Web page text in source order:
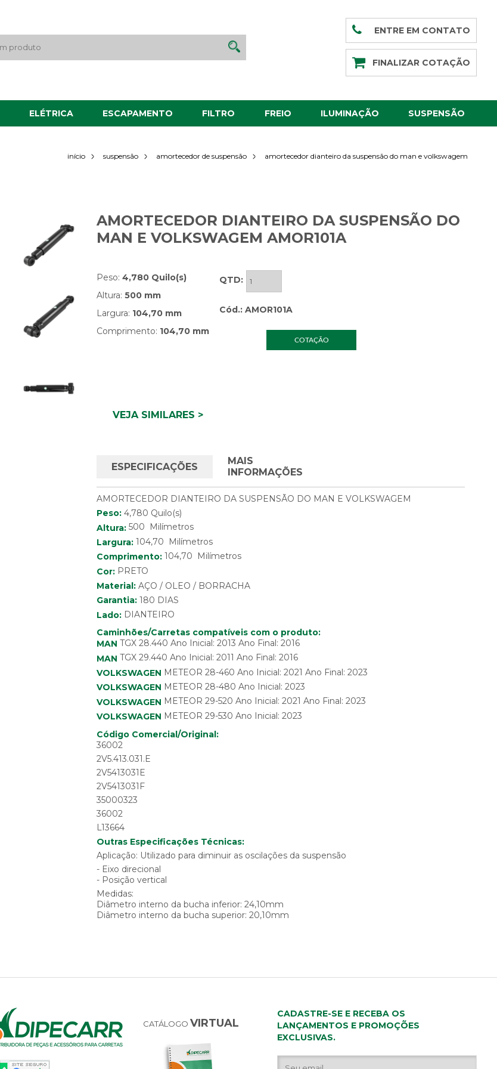
ENTRE EM CONTATO
FINALIZAR COTAÇÃO
ELÉTRICA ESCAPAMENTO FILTRO FREIO ILUMINAÇÃO SUSPENSÃO
início suspensão amortecedor de suspensão amortecedor dianteiro da suspensão do man e volkswagem
AMORTECEDOR DIANTEIRO DA SUSPENSÃO DO
MAN E VOLKSWAGEM AMOR101A
Peso: 4,780 Quilo(s)
Altura: 500 mm
Largura: 104,70 mm
Comprimento: 104,70 mm
QTD:
Cód.: AMOR101A
COTAÇÃO
VEJA SIMILARES >
ESPECIFICAÇÕES
MAIS
INFORMAÇÕES
AMORTECEDOR DIANTEIRO DA SUSPENSÃO DO MAN E VOLKSWAGEM
Peso: 4,780 Quilo(s)
Altura:500 Milímetros
Largura:104,70 Milímetros
Comprimento:104,70 Milímetros
Cor: PRETO
Material: AÇO / OLEO / BORRACHA
Garantia: 180 DIAS
Lado: DIANTEIRO
Caminhões/Carretas compatíveis com o produto:
MAN TGX 28.440 Ano Inicial: 2013 Ano Final: 2016
MAN TGX 29.440 Ano Inicial: 2011 Ano Final: 2016
VOLKSWAGEN METEOR 28-460 Ano Inicial: 2021 Ano Final: 2023
VOLKSWAGEN METEOR 28-480 Ano Inicial: 2023
VOLKSWAGEN METEOR 29-520 Ano Inicial: 2021 Ano Final: 2023
VOLKSWAGEN METEOR 29-530 Ano Inicial: 2023
Código Comercial/Original:
36002
2V5.413.031.E
2V5413031E
2V5413031F
35000323
36002
L13664
Outras Especificações Técnicas:
Aplicação: Utilizado para diminuir as oscilações da suspensão
- Eixo direcional
- Posição vertical
Medidas:
Diâmetro interno da bucha inferior: 24,10mm
Diâmetro interno da bucha superior: 20,10mm
CATÁLOGO VIRTUAL
CADASTRE-SE E RECEBA OS
LANÇAMENTOS E PROMOÇÕES
EXCLUSIVAS.